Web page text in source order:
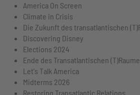
America On Screen
Climate in Crisis
Die Zukunft des transatlantischen
Discovering Disney
Elections 2024
Ende des Transatlantischen
Let's Talk America
Midterms 2026
Restoring Transatlantic Relations